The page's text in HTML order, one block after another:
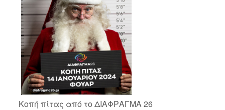
Κοπή πίτας από το ΔΙΑΦΡΑΓΜΑ 26